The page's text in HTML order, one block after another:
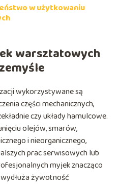
w użytkowaniu
warsztatowych
wykorzystywane są
części mechanicznych,
czy układy hamulcowe.
olejów, smarów,
i nieorganicznego,
prac serwisowych lub
myjek znacząco
żywotność